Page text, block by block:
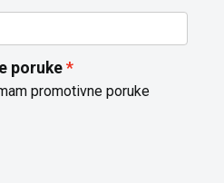
poruke
promotivne poruke